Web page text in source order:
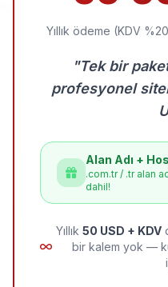
Yıllık ödeme (KDV
"Tek bir
profesyonel
Alan Adı +
.com.tr / .tr alan
dahil!
Yıllık 50 USD + KDV
bir kalem yok —